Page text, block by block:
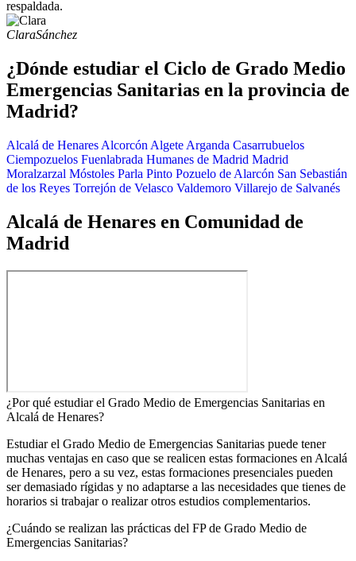
respaldada.
ClaraSánchez
¿Dónde estudiar el Ciclo de Grado Medio
Emergencias Sanitarias en la provincia de
Madrid?
Alcalá de Henares Alcorcón Algete Arganda Casarrubuelos
Ciempozuelos Fuenlabrada Humanes de Madrid Madrid
Moralzarzal Móstoles Parla Pinto Pozuelo de Alarcón San Sebastián
de los Reyes Torrejón de Velasco Valdemoro Villarejo de Salvanés
Alcalá de Henares en Comunidad de
Madrid
¿Por qué estudiar el Grado Medio de Emergencias Sanitarias en
Alcalá de Henares?
Estudiar el Grado Medio de Emergencias Sanitarias puede tener
muchas ventajas en caso que se realicen estas formaciones en Alcalá
de Henares, pero a su vez, estas formaciones presenciales pueden
ser demasiado rígidas y no adaptarse a las necesidades que tienes de
horarios si trabajar o realizar otros estudios complementarios.
¿Cuándo se realizan las prácticas del FP de Grado Medio de
Emergencias Sanitarias?​